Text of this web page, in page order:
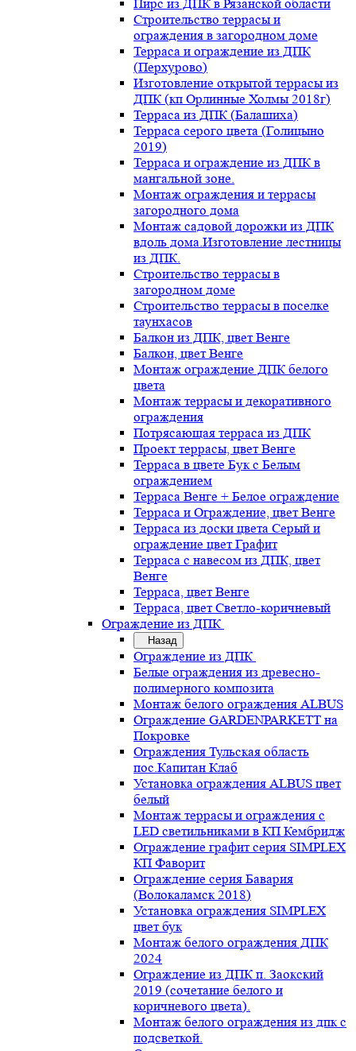
Пирс из ДПК в Рязанской области
Строительство террасы и
ограждения в загородном доме
Терраса и ограждение из ДПК
(Перхурово)
Изготовление открытой террасы из
ДПК (кп Орлинные Холмы 2018г)
Терраса из ДПК (Балашиха)
Терраса серого цвета (Голицыно
2019)
Терраса и ограждение из ДПК в
мангальной зоне.
Монтаж ограждения и террасы
загородного дома
Монтаж садовой дорожки из ДПК
вдоль дома.Изготовление лестницы
из ДПК.
Строительство террасы в
загородном доме
Строительство террасы в поселке
таунхасов
Балкон из ДПК, цвет Венге
Балкон, цвет Венге
Монтаж ограждение ДПК белого
цвета
Монтаж террасы и декоративного
ограждения
Потрясающая терраса из ДПК
Проект террасы, цвет Венге
Терраса в цвете Бук с Белым
ограждением
Терраса Венге + Белое ограждение
Терраса и Ограждение, цвет Венге
Терраса из доски цвета Серый и
ограждение цвет Графит
Терраса с навесом из ДПК, цвет
Венге
Терраса, цвет Венге
Терраса, цвет Светло-коричневый
Ограждение из ДПК
Назад
Ограждение из ДПК
Белые ограждения из древесно-
полимерного композита
Монтаж белого ограждения ALBUS
Ограждение GARDENPARKETT на
Покровке
Ограждения Тульская область
пос.Капитан Клаб
Установка ограждения ALBUS цвет
белый
Монтаж террасы и ограждения с
LED светильниками в КП Кембридж
Ограждение графит серия SIMPLEX
КП Фаворит
Ограждение серия Бавария
(Волокаламск 2018)
Установка ограждения SIMPLEX
цвет бук
Монтаж белого ограждения ДПК
2024
Ограждение из ДПК п. Заокский
2019 (сочетание белого и
коричневого цвета).
Монтаж белого ограждения из дпк с
подсветкой.